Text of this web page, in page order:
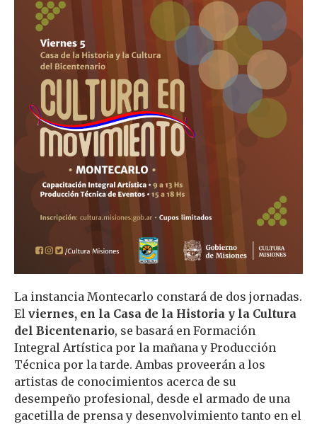
La instancia Montecarlo constará de dos jornadas.
El viernes, en la Casa de la Historia y la Cultura
del Bicentenario, se basará en Formación
Integral Artística por la mañana y Producción
Técnica por la tarde. Ambas proveerán a los
artistas de conocimientos acerca de su
desempeño profesional, desde el armado de una
gacetilla de prensa y desenvolvimiento tanto en el